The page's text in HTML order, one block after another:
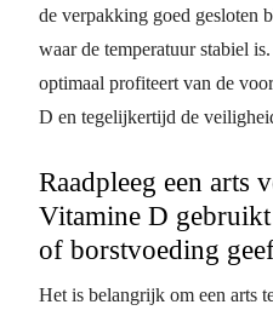
de verpakking goed gesloten
waar de temperatuur stabiel
optimaal profiteert van de
D en tegelijkertijd de
Raadpleeg een arts
Vitamine D
of borstvoeding
Het is belangrijk om een arts